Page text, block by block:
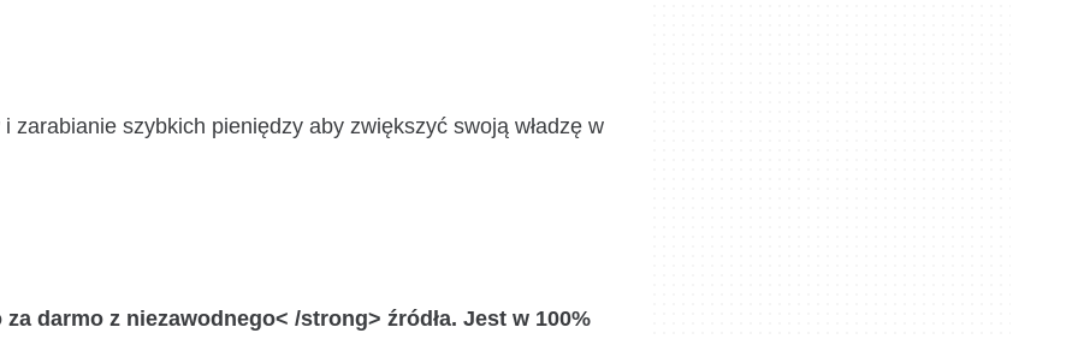
szybkich pieniędzy aby zwiększyć swoją władzę w
darmo z niezawodnego< /strong> źródła. Jest w 100%